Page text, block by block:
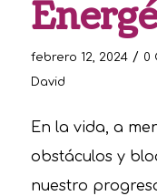
febrero 12, 2024 / 0
David
En la vida, a
obstáculos y
nuestro